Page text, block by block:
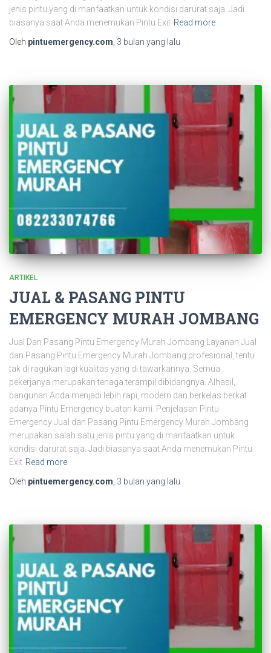
jenis pintu yang di manfaatkan untuk kondisi darurat saja. Jadi
biasanya saat Anda menemukan Pintu Exit Read more
Oleh pintuemergency.com, 3 bulan yang lalu
ARTIKEL
JUAL & PASANG PINTU
EMERGENCY MURAH JOMBANG
Jual Dan Pasang Pintu Emergency Murah Jombang Layanan Jual
dan Pasang Pintu Emergency Murah Jombang profesional, tentu
tak di ragukan lagi kualitas yang di tawarkannya. Semua
pekerjanya merupakan tenaga terampil dibidangnya. Alhasil,
bangunan Anda menjadi lebih rapi, modern dan berkelas berkat
adanya Pintu Emergency buatan kami. Penjelasan Pintu
Emergency Jual dan Pasang Pintu Emergency Murah Jombang
merupakan salah satu jenis pintu yang di manfaatkan untuk
kondisi darurat saja. Jadi biasanya saat Anda menemukan Pintu
Exit Read more
Oleh pintuemergency.com 3 bulan yang lalu